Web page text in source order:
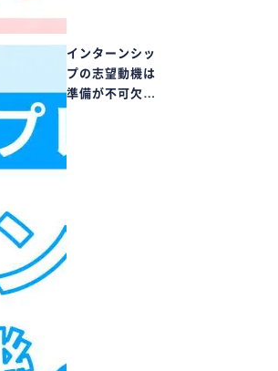
インターンシッ
プの志望動機は
準備が不可欠…